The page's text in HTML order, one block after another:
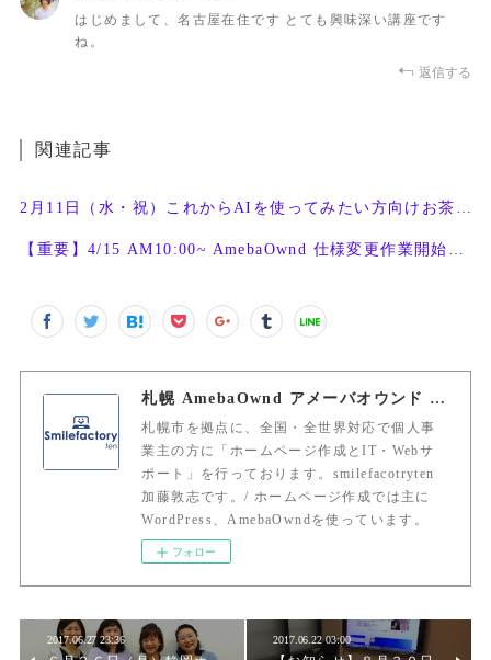
はじめまして、名古屋在住です とても興味深い講座です
ね。
返信する
関連記事
札幌 AmebaOwnd アメーバオウンド 加藤敦志
札幌市を拠点に、全国・全世界対応で個人事
業主の方に「ホームページ作成とIT・Webサ
ポート」を行っております。smilefacotryten
加藤敦志です。/ ホームページ作成では主に
WordPress、AmebaOwndを使っています。
フォロー
2017.06.27 23:36 2017.06.22 03:00